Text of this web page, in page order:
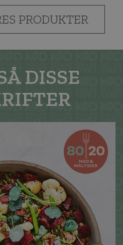
PRODUKTER
DISSE